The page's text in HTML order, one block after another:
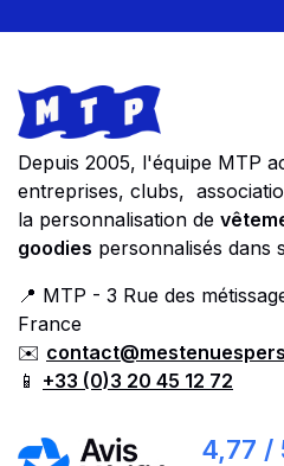
Footer
Store information
Depuis 2005, l'équipe MTP
entreprises, clubs,
la personnalisation de
goodies personnalisés dans
📍 MTP - 3 Rue des
France
✉️
📱 +33 (0)3 20 45 12 72
4,77 /